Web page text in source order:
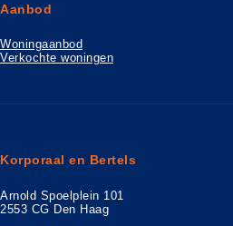
Aanbod
Woningaanbod
Verkochte woningen
Korporaal en Bertels
Arnold Spoelplein 101
2553 CG Den Haag